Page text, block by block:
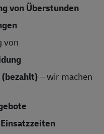
von Überstunden
von
– wir machen